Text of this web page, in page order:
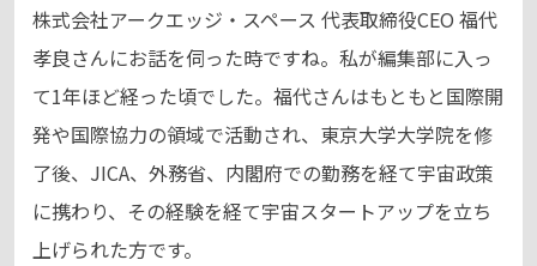
株式会社アークエッジ・スペース 代表取締役CEO 福代
孝良さんにお話を伺った時ですね。私が編集部に入っ
て1年ほど経った頃でした。福代さんはもともと国際開
発や国際協力の領域で活動され、東京大学大学院を修
了後、JICA、外務省、内閣府での勤務を経て宇宙政策
に携わり、その経験を経て宇宙スタートアップを立ち
上げられた方です。